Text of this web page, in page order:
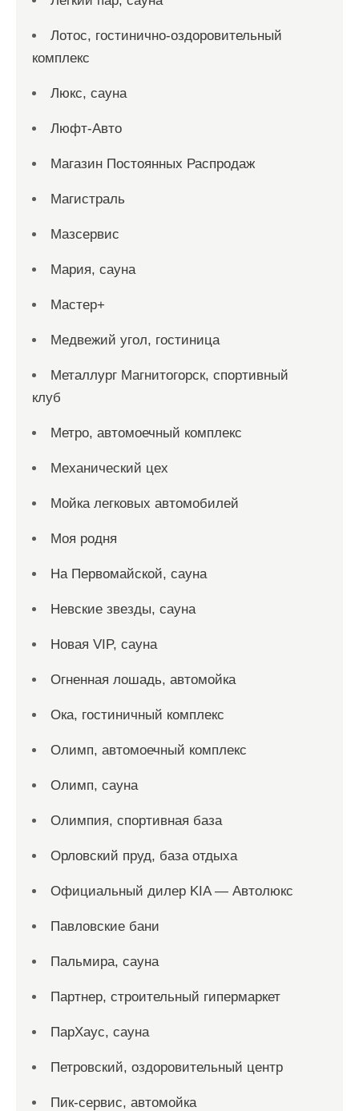
Лотос, гостинично-оздоровительный
комплекс
Люкс, сауна
Люфт-Авто
Магазин Постоянных Распродаж
Магистраль
Мазсервис
Мария, сауна
Мастер+
Медвежий угол, гостиница
Металлург Магнитогорск, спортивный
клуб
Метро, автомоечный комплекс
Механический цех
Мойка легковых автомобилей
Моя родня
На Первомайской, сауна
Невские звезды, сауна
Новая VIP, сауна
Огненная лошадь, автомойка
Ока, гостиничный комплекс
Олимп, автомоечный комплекс
Олимп, сауна
Олимпия, спортивная база
Орловский пруд, база отдыха
Официальный дилер KIA — Автолюкс
Павловские бани
Пальмира, сауна
Партнер, строительный гипермаркет
ПарХаус, сауна
Петровский, оздоровительный центр
Пик-сервис, автомойка